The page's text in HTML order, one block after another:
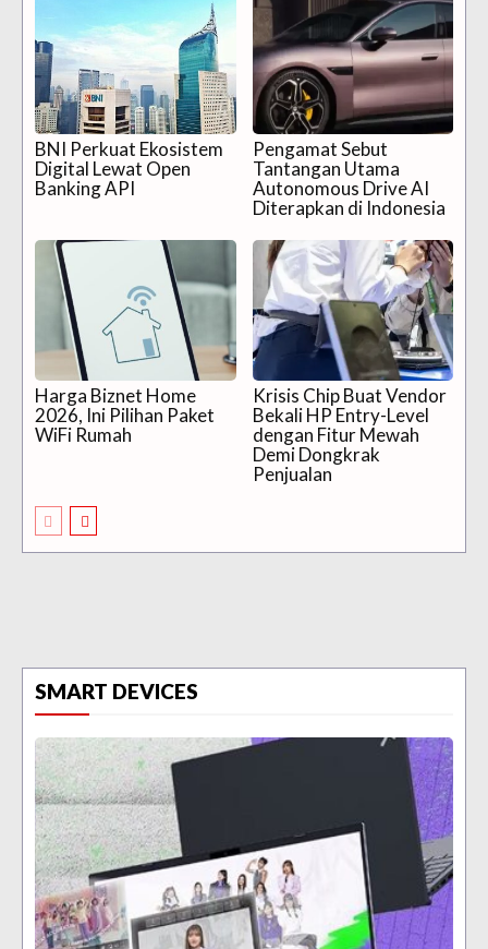
BNI Perkuat Ekosistem
Digital Lewat Open
Banking API
Pengamat Sebut
Tantangan Utama
Autonomous Drive AI
Diterapkan di Indonesia
Harga Biznet Home
2026, Ini Pilihan Paket
WiFi Rumah
Krisis Chip Buat Vendor
Bekali HP Entry-Level
dengan Fitur Mewah
Demi Dongkrak
Penjualan
SMART DEVICES